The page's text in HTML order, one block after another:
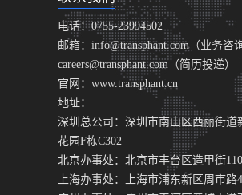
电话：0755-23994502
邮箱：info@transphant.com（业务咨
careers@transphant.com（简历投递）
官网：www.transphant.cn
地址：
深圳总公司：深圳市南山区西丽街道
花园F栋C302
北京办事处：北京市丰台区造甲街
上海办事处：上海市浦东新区周市路